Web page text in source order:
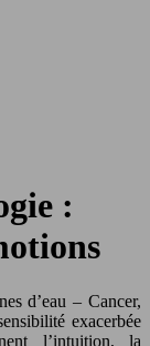
:
exacerbée
l’intuition, la